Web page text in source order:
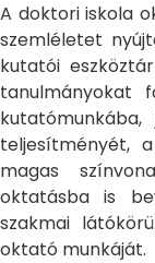
A doktori iskola
szemléletet
kutatói
tanulmányokat
teljesítményét,
magas
oktatásba is
szakmai
oktató munkáját.